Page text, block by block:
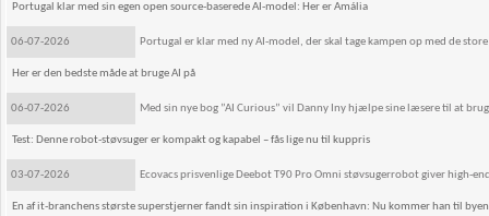
Portugal klar med sin egen open source-baserede AI-model: Her er Amália
06-07-2026 Portugal er klar med ny AI-model, der skal tage kampen op med de
Her er den bedste måde at bruge AI på
06-07-2026 Med sin nye bog ”AI Curious” vil Danny Iny hjælpe sine læsere til at
Test: Denne robot-støvsuger er kompakt og kapabel – fås lige nu til kuppris
03-07-2026 Ecovacs prisvenlige Deebot T90 Pro Omni støvsugerrobot giver high-
En af it-branchens største superstjerner fandt sin inspiration i København: Nu kommer han til